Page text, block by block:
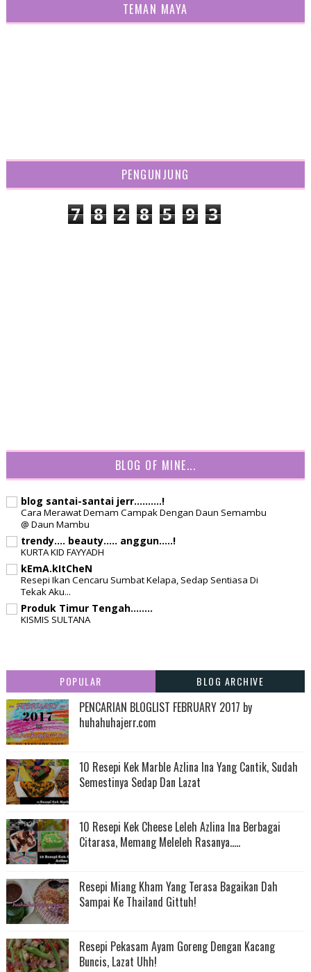
TEMAN MAYA
PENGUNJUNG
7 8 2 8 5 9 3
BLOG OF MINE...
blog santai-santai jerr..........!
Cara Merawat Demam Campak Dengan Daun Semambu
@ Daun Mambu
trendy.... beauty..... anggun.....!
KURTA KID FAYYADH
kEmA.kItCheN
Resepi Ikan Cencaru Sumbat Kelapa, Sedap Sentiasa Di
Tekak Aku...
Produk Timur Tengah........
KISMIS SULTANA
POPULAR BLOG ARCHIVE
PENCARIAN BLOGLIST FEBRUARY 2017 by
huhahuhajerr.com
10 Resepi Kek Marble Azlina Ina Yang Cantik, Sudah
Semestinya Sedap Dan Lazat
10 Resepi Kek Cheese Leleh Azlina Ina Berbagai
Citarasa, Memang Meleleh Rasanya.....
Resepi Miang Kham Yang Terasa Bagaikan Dah
Sampai Ke Thailand Gittuh!
Resepi Pekasam Ayam Goreng Dengan Kacang
Buncis, Lazat Uhh!